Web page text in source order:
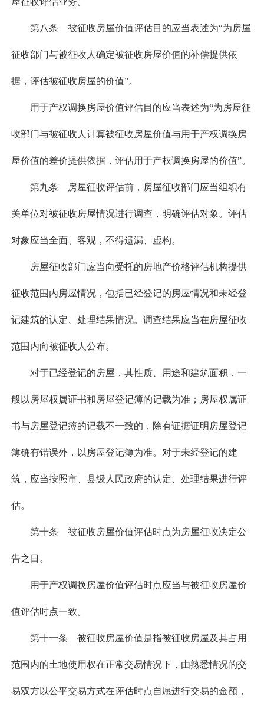
第八条 被征收房屋价值评估目的应当表述为“为房屋
征收部门与被征收人确定被征收房屋价值的补偿提供依
据，评估被征收房屋的价值”。
用于产权调换房屋价值评估目的应当表述为“为房屋征
收部门与被征收人计算被征收房屋价值与用于产权调换房
屋价值的差价提供依据，评估用于产权调换房屋的价值”。
第九条 房屋征收评估前，房屋征收部门应当组织有
关单位对被征收房屋情况进行调查，明确评估对象。评估
对象应当全面、客观，不得遗漏、虚构。
房屋征收部门应当向受托的房地产价格评估机构提供
征收范围内房屋情况，包括已经登记的房屋情况和未经登
记建筑的认定、处理结果情况。调查结果应当在房屋征收
范围内向被征收人公布。
对于已经登记的房屋，其性质、用途和建筑面积，一
般以房屋权属证书和房屋登记簿的记载为准；房屋权属证
书与房屋登记簿的记载不一致的，除有证据证明房屋登记
簿确有错误外，以房屋登记簿为准。对于未经登记的建
筑，应当按照市、县级人民政府的认定、处理结果进行评
估。
第十条 被征收房屋价值评估时点为房屋征收决定公
告之日。
用于产权调换房屋价值评估时点应当与被征收房屋价
值评估时点一致。
第十一条 被征收房屋价值是指被征收房屋及其占用
范围内的土地使用权在正常交易情况下，由熟悉情况的交
易双方以公平交易方式在评估时点自愿进行交易的金额，